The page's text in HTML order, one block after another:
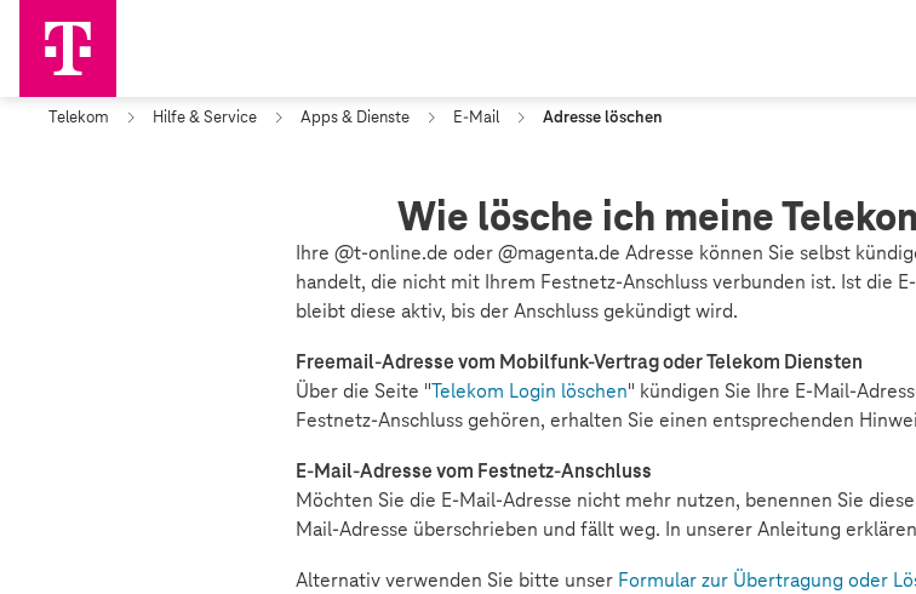
Telekom Hilfe & Service Apps & Dienste E-Mail Adresse löschen
Wie lösche ich meine
Ihre @t-online.de oder @magenta.de Adresse können Sie selbst
handelt, die nicht mit Ihrem Festnetz-Anschluss verbunden ist. Ist die
bleibt diese aktiv, bis der Anschluss gekündigt wird.
Freemail-Adresse vom Mobilfunk-Vertrag oder Telekom Diensten
Über die Seite "Telekom Login löschen" kündigen Sie Ihre E-Mail-
Festnetz-Anschluss gehören, erhalten Sie einen entsprechenden
E-Mail-Adresse vom Festnetz-Anschluss
Möchten Sie die E-Mail-Adresse nicht mehr nutzen, benennen Sie
Mail-Adresse überschrieben und fällt weg. In unserer Anleitung
Alternativ verwenden Sie bitte unser Formular zur Übertragung oder